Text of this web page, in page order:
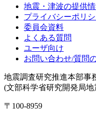
地震・津波の提供情
プライバシーポリ
委員会資料
よくある質問
ユーザ向け
お問い合わせ/質問
地震調査研究推進本部事
(文部科学省研究開発局
〒100-8959